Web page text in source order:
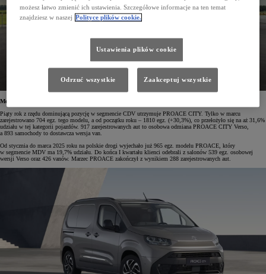
Mocna pozycja w segmentach
Piąty rok z rzędu dominującą pozycję w segmencie CDV utrzymuje PROACE CITY. Tylko w marcu
zarejestrowano 704 egz. tego modelu, a od początku roku – 1810 egz. (+30,3%), co przełożyło się na aż 31,6%
udziału w tej kategorii pojazdów. 917 zarejestrowanych aut to osobowa odmiana PROACE CITY Verso,
a 893 samochody to dostawcza wersja van.
Od stycznia do marca 2025 roku na polskie drogi wyjechało już 965 egz. modelu PROACE, który
w segmencie MDV ma 19,7% udziału. Do końca I kwartału klienci odebrali z salonów 539 egz. osobowej
wersji Verso oraz 426 vanów. Marzec PROACE zakończył z wynikiem 288 zarejestrowanych aut.
możesz łatwo zmienić ich ustawienia. Szczegółowe informacje na ten temat
znajdziesz w naszej Polityce plików cookie.
Ustawienia plików cookie
Odrzuć wszystkie Zaakceptuj wszystkie